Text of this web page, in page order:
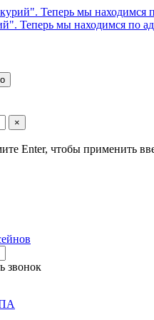
Теперь мы находимся
Теперь мы находимся по
×
Enter, чтобы применить
звонок